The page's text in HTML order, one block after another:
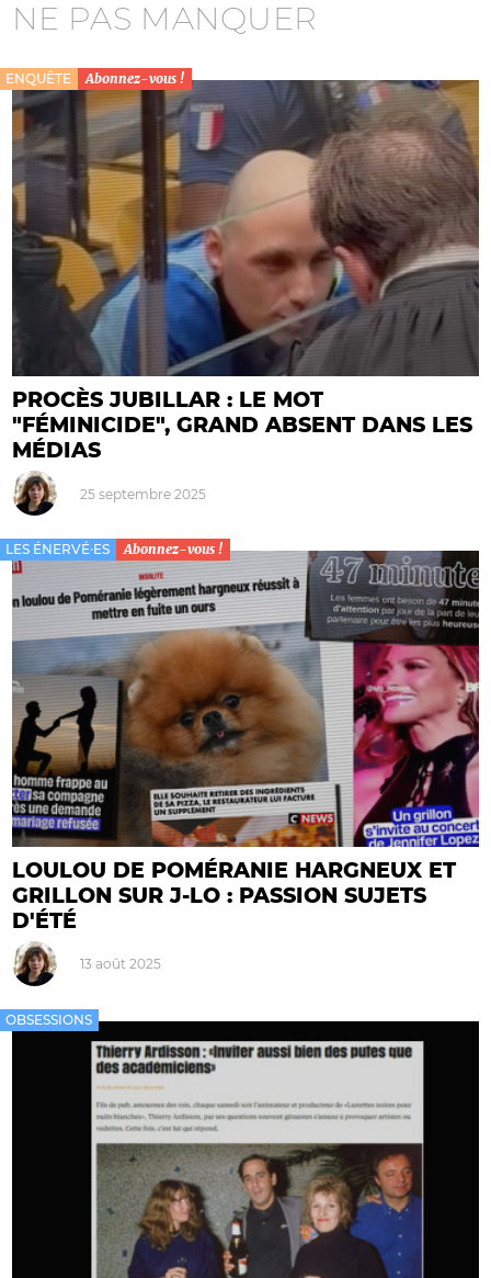
NE PAS MANQUER
ENQUÊTE Abonnez-vous !
PROCÈS JUBILLAR : LE MOT
"FÉMINICIDE", GRAND ABSENT DANS LES
MÉDIAS
25 septembre 2025
LES ÉNERVÉ·ES Abonnez-vous !
LOULOU DE POMÉRANIE HARGNEUX ET
GRILLON SUR J-LO : PASSION SUJETS
D'ÉTÉ
13 août 2025
OBSESSIONS